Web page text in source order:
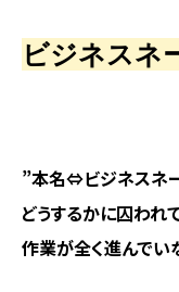
ビジネスネ
”本名⇔ビジネスネ
どうするかに囚われて
作業が全く進んでい